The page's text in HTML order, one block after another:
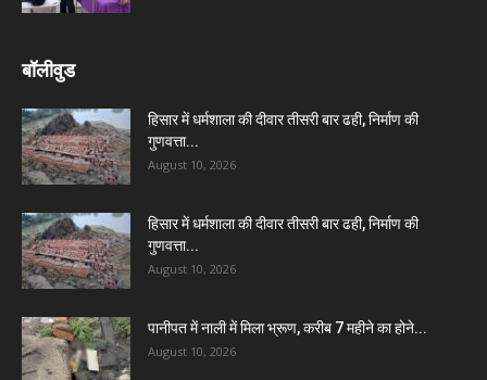
बॉलीवुड
हिसार में धर्मशाला की दीवार तीसरी बार ढही, निर्माण की
गुणवत्ता...
August 10, 2026
हिसार में धर्मशाला की दीवार तीसरी बार ढही, निर्माण की
गुणवत्ता...
August 10, 2026
पानीपत में नाली में मिला भ्रूण, करीब 7 महीने का होने...
August 10, 2026